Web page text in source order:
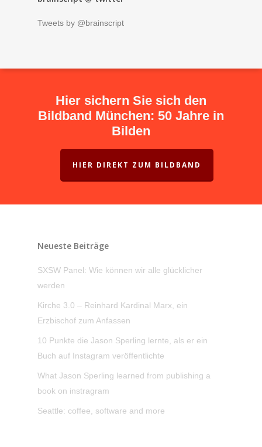
Tweets by @brainscript
Hier sichern Sie sich den
Bildband München: 50 Jahre in
Bilden
HIER DIREKT ZUM BILDBAND
Neueste Beiträge
SXSW Panel: Wie können wir alle glücklicher
werden
Kirche 3.0 – Reinhard Kardinal Marx, ein
Erzbischof zum Anfassen
10 Punkte die Jason Sperling lernte, als er ein
Buch auf Instagram veröffentlichte
What Jason Sperling learned from publishing a
book on instragram
Seattle: coffee, software and more